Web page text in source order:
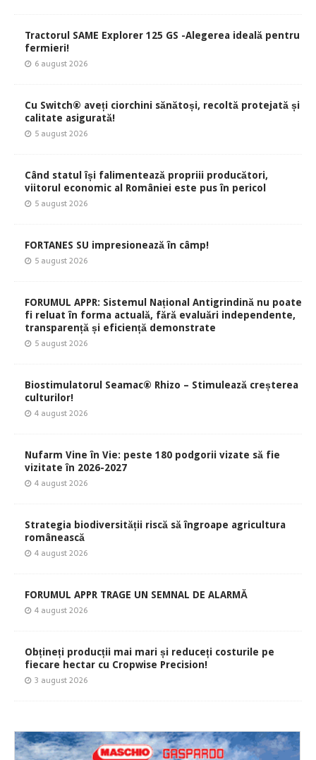
Tractorul SAME Explorer 125 GS -Alegerea ideală pentru
fermieri!
6 august 2026
Cu Switch® aveți ciorchini sănătoși, recoltă protejată și
calitate asigurată!
5 august 2026
Când statul își falimentează propriii producători,
viitorul economic al României este pus în pericol
5 august 2026
FORTANES SU impresionează în câmp!
5 august 2026
FORUMUL APPR: Sistemul Național Antigrindină nu poate
fi reluat în forma actuală, fără evaluări independente,
transparență și eficiență demonstrate
5 august 2026
Biostimulatorul Seamac® Rhizo – Stimulează creșterea
culturilor!
4 august 2026
Nufarm Vine în Vie: peste 180 podgorii vizate să fie
vizitate în 2026-2027
4 august 2026
Strategia biodiversității riscă să îngroape agricultura
românească
4 august 2026
FORUMUL APPR TRAGE UN SEMNAL DE ALARMĂ
4 august 2026
Obțineți producții mai mari și reduceți costurile pe
fiecare hectar cu Cropwise Precision!
3 august 2026